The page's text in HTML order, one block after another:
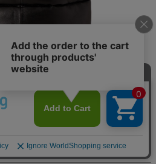
＆Designer's
POINTS